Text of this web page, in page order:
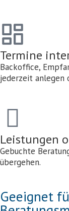
Termine
Backoffice,
jederzeit anlegen
Leistungen
Gebuchte
übergehen.
Geeignet